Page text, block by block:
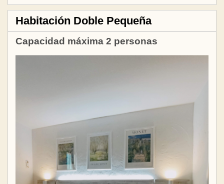
Habitación Doble Pequeña
Capacidad máxima 2 personas